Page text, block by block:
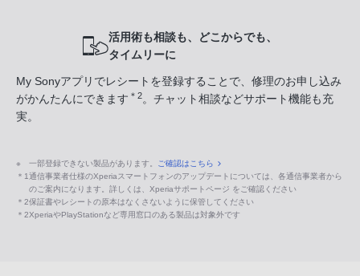
活用術も相談も、どこからでも、
タイムリーに
My Sonyアプリでレシートを登録することで、修理のお申し込み
がかんたんにできます ＊2。チャット相談などサポート機能も充
実。
※ 一部登録できない製品があります。 ご確認はこちら
＊1通信事業者仕様のXperiaスマートフォンのアップデートについては、各通信事業者から
のご案内になります。詳しくは、Xperiaサポートページ をご確認ください
＊2保証書やレシートの原本はなくさないように保管してください
＊2XperiaやPlayStationなど専用窓口のある製品は対象外です